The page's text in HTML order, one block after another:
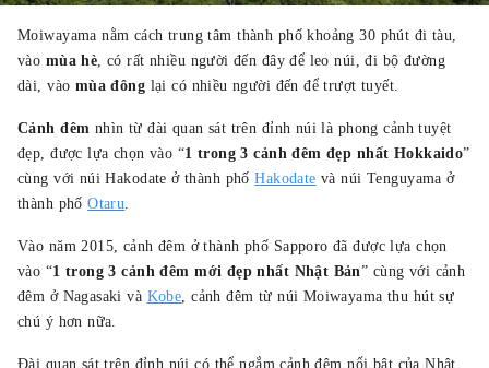
Moiwayama nằm cách trung tâm thành phố khoảng 30 phút đi tàu,
vào mùa hè, có rất nhiều người đến đây để leo núi, đi bộ đường
dài, vào mùa đông lại có nhiều người đến để trượt tuyết.
Cảnh đêm nhìn từ đài quan sát trên đỉnh núi là phong cảnh tuyệt
đẹp, được lựa chọn vào “1 trong 3 cảnh đêm đẹp nhất Hokkaido”
cùng với núi Hakodate ở thành phốHakodate và núi Tenguyama ở
thành phốOtaru.
Vào năm 2015, cảnh đêm ở thành phố Sapporo đã được lựa chọn
vào “1 trong 3 cảnh đêm mới đẹp nhất Nhật Bản” cùng với cảnh
đêm ở Nagasaki và Kobe, cảnh đêm từ núi Moiwayama thu hút sự
chú ý hơn nữa.
Đài quan sát trên đỉnh núi có thể ngắm cảnh đêm nổi bật của Nhật